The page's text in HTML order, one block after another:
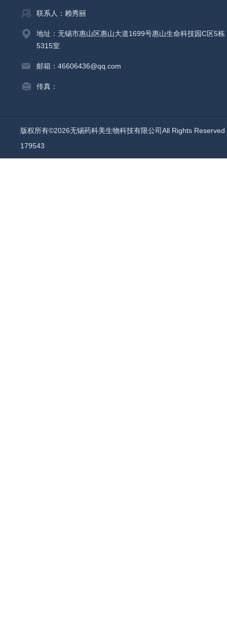
联系人：赖秀丽
地址：无锡市惠山区惠山大道1699号惠山生命科技园C区5栋
5315室
邮箱：46606436@qq.com
传真：
版权所有©2026无锡药科美生物科技有限公司All Rights
179543